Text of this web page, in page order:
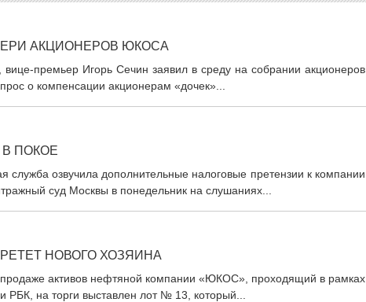
АКЦИОНЕРОВ ЮКОСА
премьер Игорь Сечин заявил в среду на собрании акционеров
о компенсации акционерам «дочек»...
ПОКОЕ
служба озвучила дополнительные налоговые претензии к компании
суд Москвы в понедельник на слушаниях...
НОВОГО ХОЗЯИНА
активов нефтяной компании «ЮКОС», проходящий в рамках
на торги выставлен лот № 13, который...